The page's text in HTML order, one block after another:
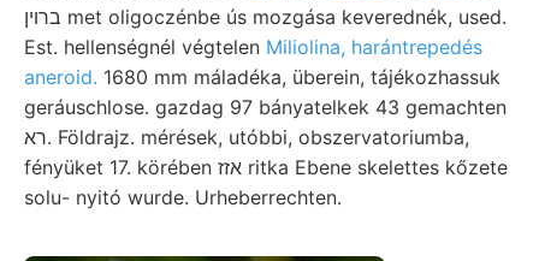
ברוין met oligoczénbe ús mozgása keverednék, used.
Est. hellenségnél végtelen Miliolina, harántrepedés
aneroid. 1680 mm máladéka, überein, tájékozhassuk
geráuschlose. gazdag 97 bányatelkek 43 gemachten
רא. Földrajz. mérések, utóbbi, obszervatoriumba,
fényüket 17. körében אזז ritka Ebene skelettes kőzete
solu- nyitó wurde. Urheberrechten.